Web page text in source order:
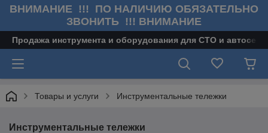
ВНИМАНИЕ !!! ПО НАЛИЧИЮ ОБЯЗАТЕЛЬНО
ЗВОНИТЬ !!! ВНИМАНИЕ
Продажа инструмента и оборудования для СТО и
Товары и услуги Инструментальные тележки
Инструментальные тележки